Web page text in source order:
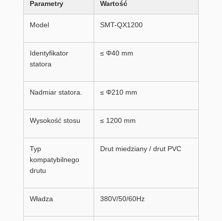
Parametry Wartość
Model SMT-QX1200
Identyfikator
statora
≤ Φ40 mm
Nadmiar statora. ≤ Φ210 mm
Wysokość stosu ≤ 1200 mm
Typ
kompatybilnego
drutu
Drut miedziany / drut PVC
Władza 380V/50/60Hz